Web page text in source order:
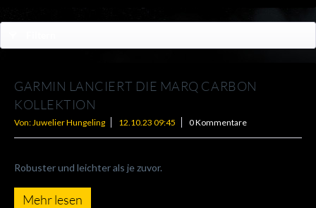
GARMIN LANCIERT DIE MARQ CARBON
KOLLEKTION
Von: Juwelier Hungeling 12.10.23 09:45 0 Kommentare
Robuster und leichter als je zuvor.
Mehr lesen